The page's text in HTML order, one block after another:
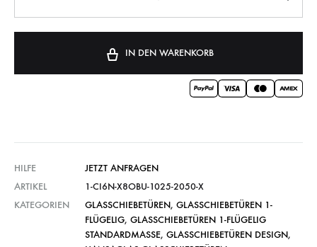
IN DEN WARENKORB
HILFE
JETZT ANFRAGEN
ARTIKEL
1-CI6N-X8OBU-1025-2050-X
KATEGORIEN
GLASSCHIEBETÜREN, GLASSCHIEBETÜREN 1-
FLÜGELIG, GLASSCHIEBETÜREN 1-FLÜGELIG
STANDARDMASSE , GLASSCHIEBETÜREN DESIGN,